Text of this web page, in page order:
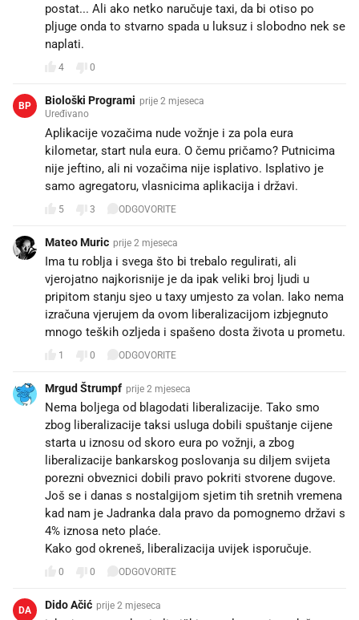
postat... Ali ako netko naručuje taxi, da bi otiso po
pljuge onda to stvarno spada u luksuz i slobodno nek se
naplati.
4 0
BP Biološki Programi prije 2 mjeseca
Uređivano
Aplikacije vozačima nude vožnje i za pola eura
kilometar, start nula eura. O čemu pričamo? Putnicima
nije jeftino, ali ni vozačima nije isplativo. Isplativo je
samo agregatoru, vlasnicima aplikacija i državi.
5 3 ODGOVORITE
Mateo Muric prije 2 mjeseca
Ima tu roblja i svega što bi trebalo regulirati, ali
vjerojatno najkorisnije je da ipak veliki broj ljudi u
pripitom stanju sjeo u taxy umjesto za volan. Iako nema
izračuna vjerujem da ovom liberalizacijom izbjegnuto
mnogo teških ozljeda i spašeno dosta života u prometu.
1 0 ODGOVORITE
Mrgud Štrumpf prije 2 mjeseca
Nema boljega od blagodati liberalizacije. Tako smo
zbog liberalizacije taksi usluga dobili spuštanje cijene
starta u iznosu od skoro eura po vožnji, a zbog
liberalizacije bankarskog poslovanja su diljem svijeta
porezni obveznici dobili pravo pokriti stvorene dugove.
Još se i danas s nostalgijom sjetim tih sretnih vremena
kad nam je Jadranka dala pravo da pomognemo državi s
4% iznosa neto plaće.
Kako god okreneš, liberalizacija uvijek isporučuje.
0 0 ODGOVORITE
DA Dido Ačić prije 2 mjeseca